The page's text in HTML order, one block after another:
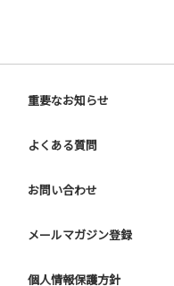
重要なお知らせ
よくある質問
お問い合わせ
メールマガジン登録
個人情報保護方針